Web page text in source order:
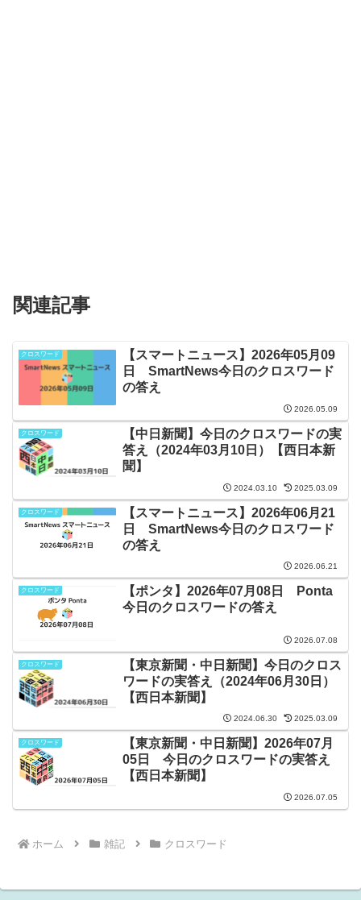
関連記事
クロスワード
【スマートニュース】2026年05月09
日 SmartNews今日のクロスワード
の答え
2026.05.09
クロスワード
【中日新聞】今日のクロスワードの実
答え（2024年03月10日）【西日本新
聞】
2024.03.10 2025.03.09
クロスワード
【スマートニュース】2026年06月21
日 SmartNews今日のクロスワード
の答え
2026.06.21
クロスワード
【ポンタ】2026年07月08日 Ponta
今日のクロスワードの答え
2026.07.08
クロスワード
【東京新聞・中日新聞】今日のクロス
ワードの実答え（2024年06月30日）
【西日本新聞】
2024.06.30 2025.03.09
クロスワード
【東京新聞・中日新聞】2026年07月
05日 今日のクロスワードの実答え
【西日本新聞】
2026.07.05
ホーム 雑記 クロスワード